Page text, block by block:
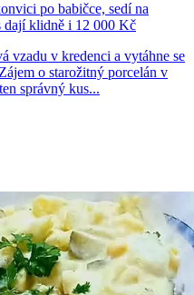
po babičce, sedí na
dají klidně i 12 000 Kč
vzadu v kredenci a vytáhne se
o starožitný porcelán v
správný kus...